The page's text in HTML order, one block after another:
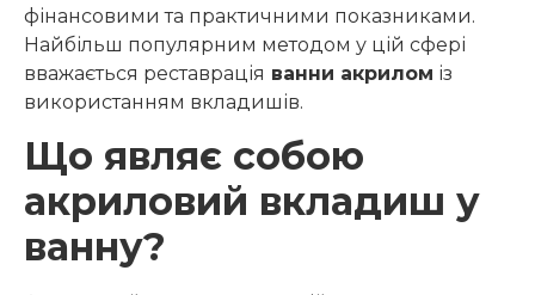
фінансовими та практичними показниками.
Найбільш популярним методом у цій сфері
вважається реставрація ванни акрилом із
використанням вкладишів.
Що являє собою
акриловий вкладиш у
ванну?